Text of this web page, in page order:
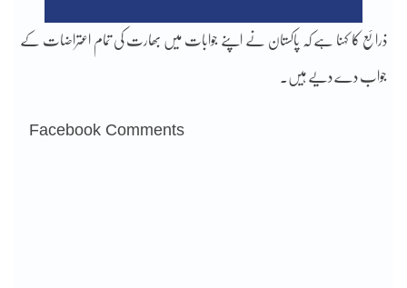
ذرائع کا کہنا ہے کہ پاکستان نے اپنے جوابات میں بھارت کی تمام اعتراضات کے
جواب دے دیے ہیں۔
Facebook Comments